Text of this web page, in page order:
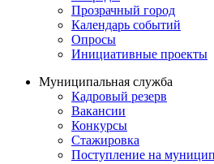
Прозрачный город
Календарь событий
Опросы
Инициативные проекты
Муниципальная служба
Кадровый резерв
Вакансии
Конкурсы
Стажировка
Поступление на